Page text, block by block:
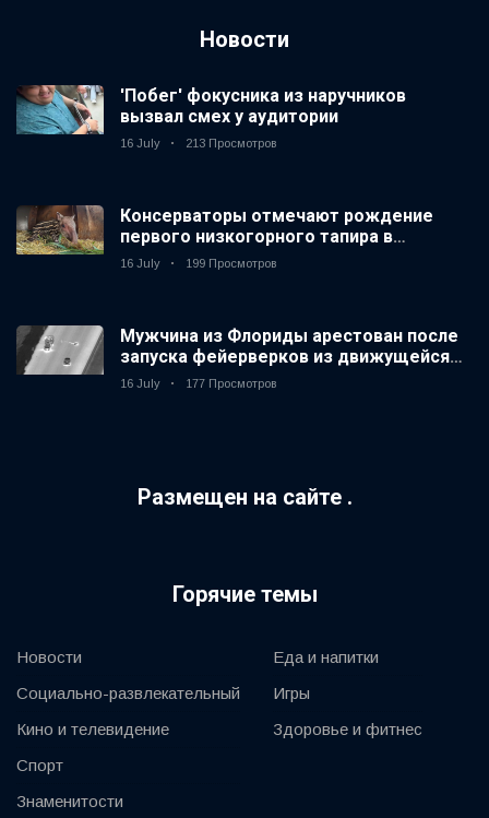
Новости
'Побег' фокусника из наручников
вызвал смех у аудитории
16 July 213 Просмотров
Консерваторы отмечают рождение
первого низкогорного тапира в
зоопарке Великобритании за 14 лет
16 July 199 Просмотров
Мужчина из Флориды арестован после
запуска фейерверков из движущейся
машины
16 July 177 Просмотров
Размещен на сайте .
Горячие темы
Новости
Социально-развлекательный
Кино и телевидение
Спорт
Знаменитости
Еда и напитки
Игры
Здоровье и фитнес